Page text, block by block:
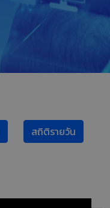
สถิติรายวัน